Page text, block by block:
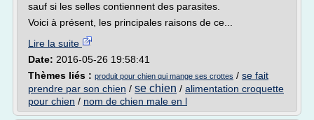
sauf si les selles contiennent des parasites.
Voici à présent, les principales raisons de ce...
Lire la suite
Date: 2016-05-26 19:58:41
Thèmes liés : produit pour chien qui mange ses crottes / se fait
prendre par son chien / se chien / alimentation croquette
pour chien / nom de chien male en l